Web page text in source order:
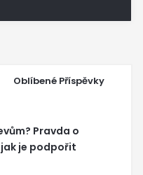
Oblíbené Příspěvky
Pravda o
je podpořit